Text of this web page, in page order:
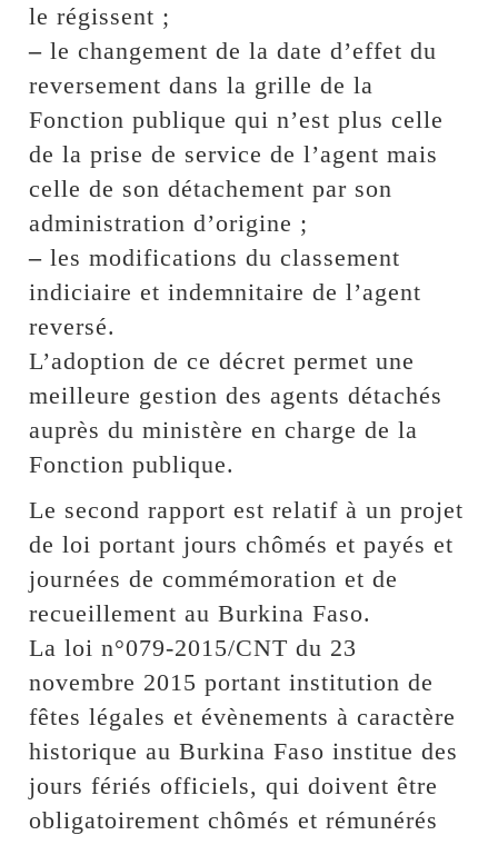
le régissent ;
– le changement de la date d’effet du
reversement dans la grille de la
Fonction publique qui n’est plus celle
de la prise de service de l’agent mais
celle de son détachement par son
administration d’origine ;
– les modifications du classement
indiciaire et indemnitaire de l’agent
reversé.
L’adoption de ce décret permet une
meilleure gestion des agents détachés
auprès du ministère en charge de la
Fonction publique.
Le second rapport est relatif à un projet
de loi portant jours chômés et payés et
journées de commémoration et de
recueillement au Burkina Faso.
La loi n°079-2015/CNT du 23
novembre 2015 portant institution de
fêtes légales et évènements à caractère
historique au Burkina Faso institue des
jours fériés officiels, qui doivent être
obligatoirement chômés et rémunérés